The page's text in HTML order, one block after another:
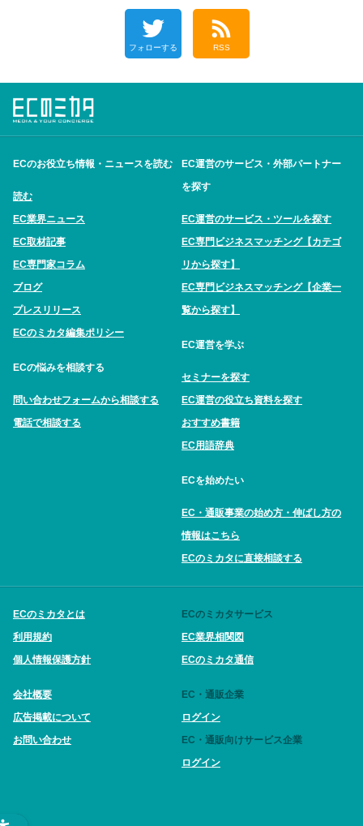
フォローする RSS
ECのお役立ち情報・ニュースを読む
読む
EC業界ニュース
EC取材記事
EC専門家コラム
ブログ
プレスリリース
ECのミカタ編集ポリシー
ECの悩みを相談する
問い合わせフォームから相談する
電話で相談する
EC運営のサービス・外部パートナー
を探す
EC運営のサービス・ツールを探す
EC専門ビジネスマッチング【カテゴ
リから探す】
EC専門ビジネスマッチング【企業一
覧から探す】
EC運営を学ぶ
セミナーを探す
EC運営の役立ち資料を探す
おすすめ書籍
EC用語辞典
ECを始めたい
EC・通販事業の始め方・伸ばし方の
情報はこちら
ECのミカタに直接相談する
ECのミカタとは
利用規約
個人情報保護方針
会社概要
広告掲載について
お問い合わせ
ECのミカタサービス
EC業界相関図
ECのミカタ通信
EC・通販企業
ログイン
EC・通販向けサービス企業
ログイン